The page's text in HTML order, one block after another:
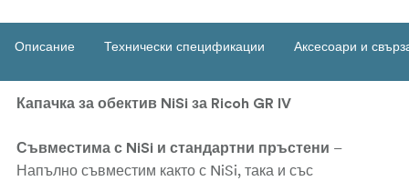
Описание Технически спецификации Аксесоари и
Капачка за обектив NiSi за Ricoh GR IV
Съвместима с NiSi и стандартни пръстени –
Напълно съвместим както с NiSi, така и със